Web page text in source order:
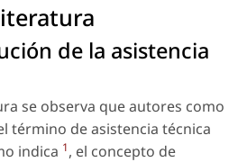
de la asistencia
se observa que autores como
término de asistencia técnica
indica 1, el concepto de